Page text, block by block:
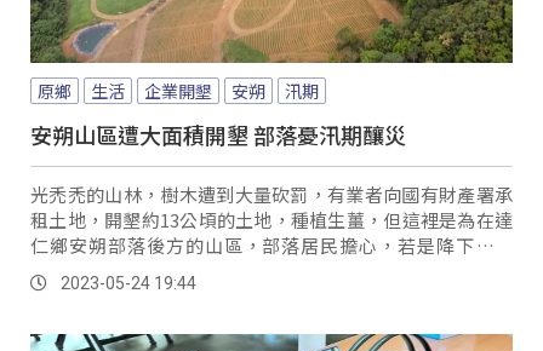
原鄉 生活 企業開墾 安朔 汛期
安朔山區遭大面積開墾 部落憂汛期釀災
光禿禿的山林，樹木遭到大量砍罰，有業者向國有財產署承
租土地，開墾約13公頃的土地，種植生薑，但這裡是為在達
仁鄉安朔部落後方的山區，部落居民擔心，若是降下大豪
雨，山林水土保持失衡，變成土石流，會對部落造成重大居
家安全危害。
2023-05-24 19:44